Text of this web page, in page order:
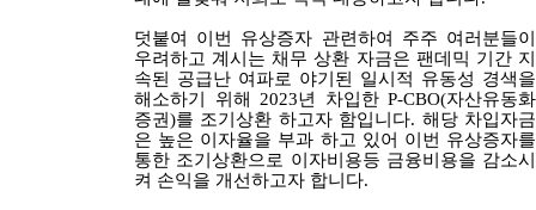
덧붙여 이번 유상증자 관련하여 주주 여러분들이
우려하고 계시는 채무 상환 자금은 팬데믹 기간 지
속된 공급난 여파로 야기된 일시적 유동성 경색을
해소하기 위해
2023년 차입한P-CBO(자산유동화
증권)를 조기상환 하고자 함입니다. 해당 차입자금
은 높은 이자율을 부과 하고 있어 이번 유상증자를
통한 조기상환으로 이자비용등 금융비용을 감소시
켜 손익을 개선하고자 합니다.